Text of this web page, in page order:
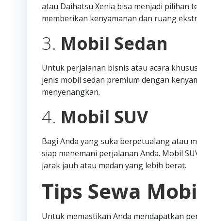
atau Daihatsu Xenia bisa menjadi pilihan
memberikan kenyamanan dan ruang
3. Mobil Sedan
Untuk perjalanan bisnis atau acara
jenis mobil sedan premium dengan
menyenangkan.
4. Mobil SUV
Bagi Anda yang suka berpetualang atau
siap menemani perjalanan Anda. Mobil
jarak jauh atau medan yang lebih berat.
Tips Sewa
Untuk memastikan Anda mendapatkan